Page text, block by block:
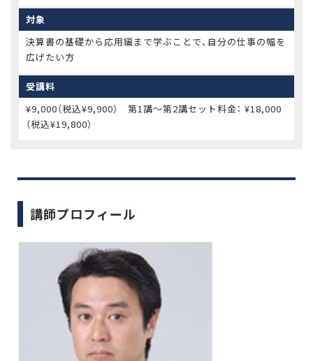
対象
決算書の基礎から応用編まで学ぶことで、自分の仕事の幅を
広げたい方
受講料
¥9,000（税込¥9,900） 第1講～第2講セット料金： ¥18,000
（税込¥19,800）
講師プロフィール